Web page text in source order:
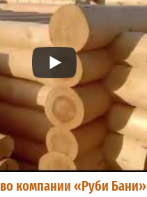
компании «Руби Бани»